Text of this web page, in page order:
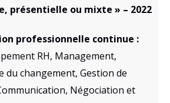
présentielle ou mixte » – 2022
professionnelle continue :
RH, Management,
du changement, Gestion de
Négociation et